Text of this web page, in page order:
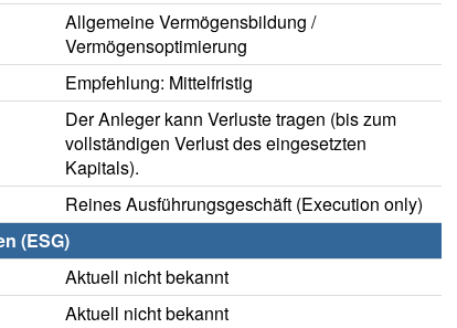
Allgemeine Vermögensbildung /
Vermögensoptimierung
Empfehlung: Mittelfristig
Der Anleger kann Verluste tragen (bis zum
vollständigen Verlust des eingesetzten
Kapitals).
Reines Ausführungsgeschäft (Execution only)
(ESG)
Aktuell nicht bekannt
Aktuell nicht bekannt